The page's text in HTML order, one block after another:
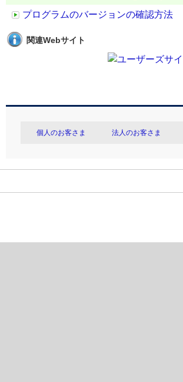
プログラムのバージョンの確認方法
関連Webサイト
個人のお客さま 法人のお客さま